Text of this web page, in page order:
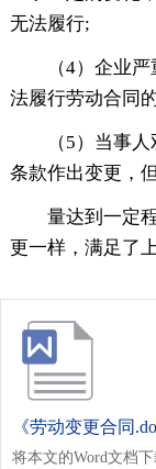
无法履行;
（4）企业
法履行劳动合同
（5）当事
条款作出变更，
量达到一定
更一样，满足了
《劳动变更合同
将本文的Word文档